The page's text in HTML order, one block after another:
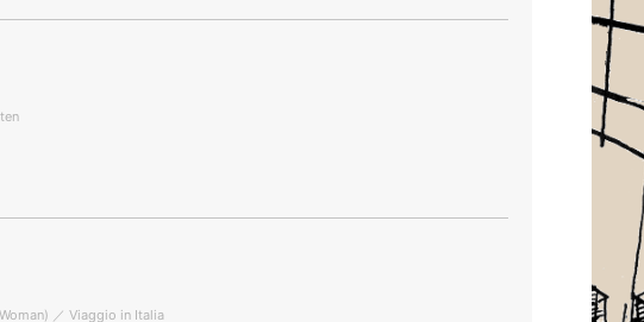
／ Viaggio in Italia